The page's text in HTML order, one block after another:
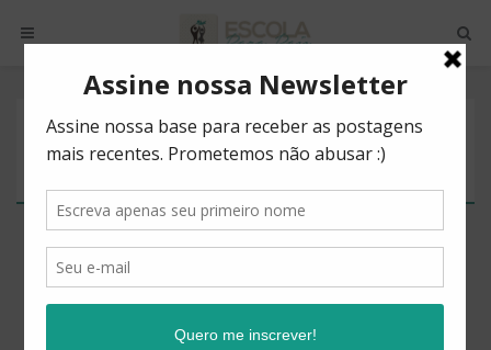
POSTS BY TAG
CONTÁGIO
There are no posts to show.